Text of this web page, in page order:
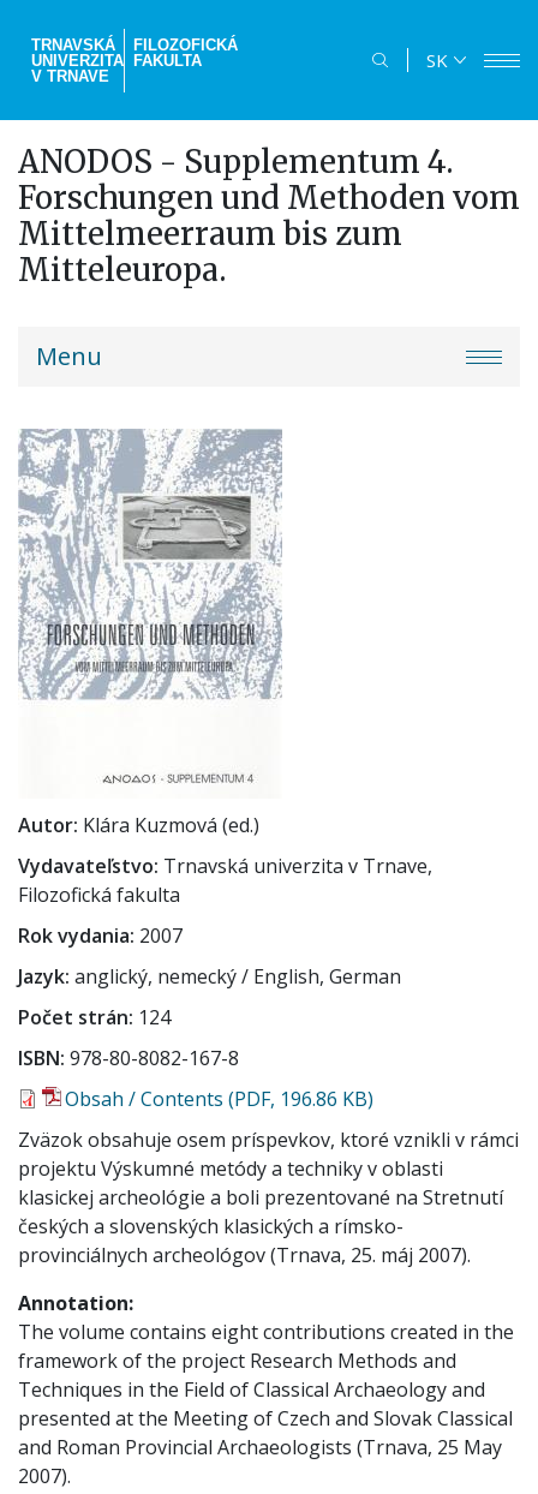
hlavný
TRNAVSKÁ
UNIVERZITA
V TRNAVE
FILOZOFICKÁ
FAKULTA
SK
ANODOS - Supplementum 4.
Forschungen und Methoden vom
Mittelmeerraum bis zum
Mitteleuropa.
truni-
Menu
Autor Klára Kuzmová (ed.)
Vydavateľstvo Trnavská univerzita v Trnave,
Filozofická fakulta
Rok vydania 2007
Jazyk anglický, nemecký / English, German
Počet strán 124
ISBN 978-80-8082-167-8
Obsah / Contents (PDF, 196.86 KB)
Zväzok obsahuje osem príspevkov, ktoré vznikli v rámci
projektu Výskumné metódy a techniky v oblasti
klasickej archeológie a boli prezentované na Stretnutí
českých a slovenských klasických a rímsko-
provinciálnych archeológov (Trnava, 25. máj 2007).
Annotation:
The volume contains eight contributions created in the
framework of the project Research Methods and
Techniques in the Field of Classical Archaeology and
presented at the Meeting of Czech and Slovak Classical
and Roman Provincial Archaeologists (Trnava, 25 May
2007).